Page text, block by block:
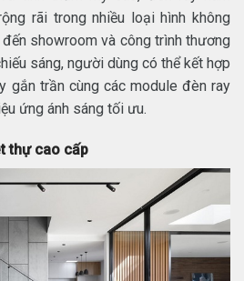
rãi trong nhiều loại hình không
showroom và công trình thương
sáng, người dùng có thể kết hợp
gắn trần cùng các module đèn ray
ứng ánh sáng tối ưu.
thự cao cấp